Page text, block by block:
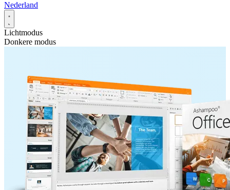
Nederland
Lichtmodus
Donkere modus